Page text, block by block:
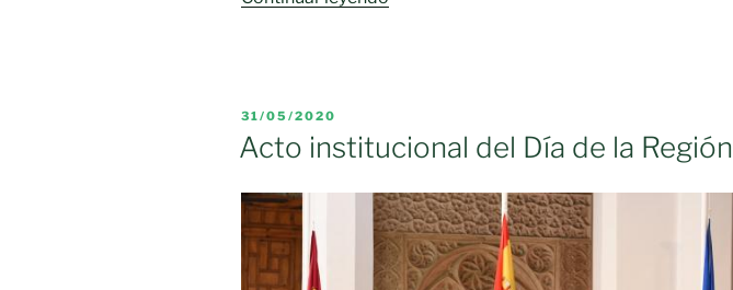
de
calidad»
PUBLICADO
EL
31/05/2020
Acto institucional del Día de la Región